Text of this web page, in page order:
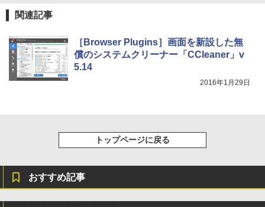
関連記事
［Browser Plugins］画面を新設した無
償のシステムクリーナー「CCleaner」v
5.14
2016年1月29日
トップページに戻る
おすすめ記事